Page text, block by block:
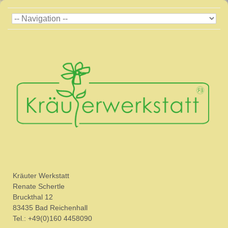
Kräuter Werkstatt
Renate Schertle
Bruckthal 12
83435 Bad Reichenhall
Tel.: +49(0)160 4458090